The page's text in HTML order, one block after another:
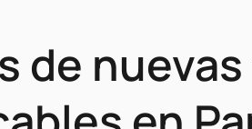
de